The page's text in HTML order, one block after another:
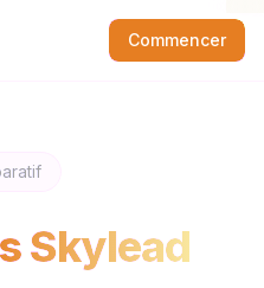
Commencer
Skylead